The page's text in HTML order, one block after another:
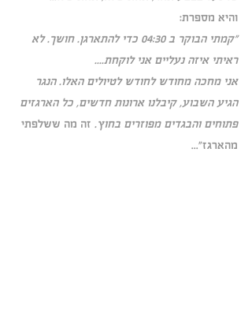
והיא מספרת:
"קמתי הבוקר ב 04:30 כדי להתארגן. חושך. לא
ראיתי איזה נעליים אני לוקחת....
אני מחכה מחודש לחודש לטיולים האלו. הנגר
הגיע השבוע, קיבלנו ארונות חדשים, כל הארגזים
פתוחים והבגדים מפוזרים בחוץ. זה מה ששלפתי
מהארגז"...